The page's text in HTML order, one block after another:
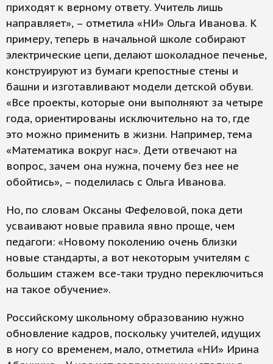
приходят к верному ответу. Учитель лишь
направляет», – отметила «НИ» Ольга Иванова. К
примеру, теперь в начальной школе собирают
электрические цепи, делают шоколадное печенье,
конструируют из бумаги крепостные стены и
башни и изготавливают модели детской обуви.
«Все проекты, которые они выполняют за четыре
года, ориентированы исключительно на то, где
это можно применить в жизни. Например, тема
«Математика вокруг нас». Дети отвечают на
вопрос, зачем она нужна, почему без нее не
обойтись», – поделилась с Ольга Иванова.
Но, по словам Оксаны Фефеловой, пока дети
усваивают новые правила явно проще, чем
педагоги: «Новому поколению очень близки
новые стандарты, а вот некоторым учителям с
большим стажем все-таки трудно переключиться
на такое обучение».
Российскому школьному образованию нужно
обновление кадров, поскольку учителей, идущих
в ногу со временем, мало, отметила «НИ» Ирина